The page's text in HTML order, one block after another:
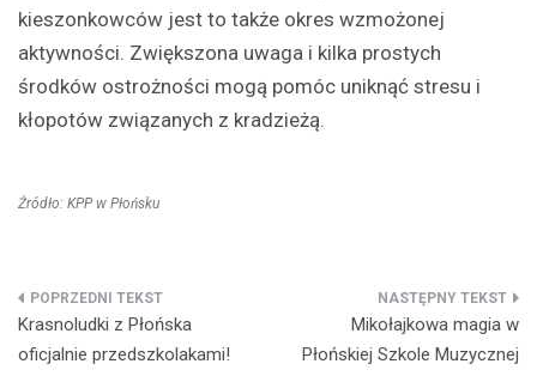
kieszonkowców jest to także okres wzmożonej
aktywności. Zwiększona uwaga i kilka prostych
środków ostrożności mogą pomóc uniknąć stresu i
kłopotów związanych z kradzieżą.
Źródło: KPP w Płońsku
Nawigacja
wpisu
Krasnoludki z Płońska
oficjalnie przedszkolakami!
Mikołajkowa magia w
Płońskiej Szkole Muzycznej